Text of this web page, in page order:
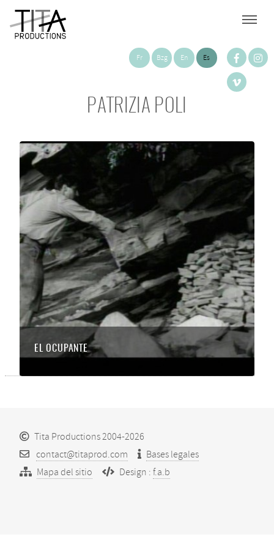
Fr Bzg En Es
PATRIZIA POLI
EL OCUPANTE
Tita Productions 2004-2026
contact@titaprod.com
Bases legales
Mapa del sitio
Design : f.a.b